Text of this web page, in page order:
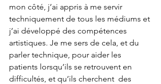
mon côté, j’ai appris à me servir
techniquement de tous les médiums et
j’ai développé des compétences
artistiques. Je me sers de cela, et du
parler technique, pour aider les
patients lorsqu’ils se retrouvent en
difficultés, et qu’ils cherchent  des